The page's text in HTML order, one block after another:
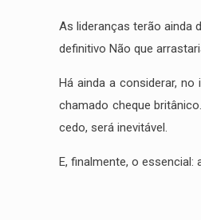
As lideranças terão ainda
definitivo Não que
Há ainda a considerar,
chamado cheque
cedo, será inevitável.
E, finalmente, o
Correio